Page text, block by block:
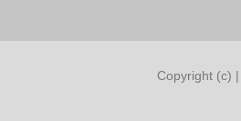
Copyright (c) |